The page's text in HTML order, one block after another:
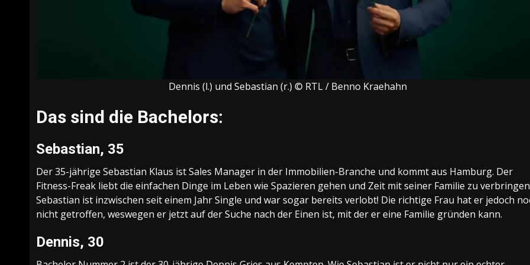
Dennis (l.) und Sebastian (r.) © RTL / Benno Kraehahn
Das sind die Bachelors:
Sebastian, 35
Der 35-jährige Sebastian Klaus ist Sales Manager in der Immobilien-Branche und kommt aus Hamburg. Der
Fitness-Freak liebt die einfachen Dinge im Leben wie Spazieren gehen und Zeit mit seiner Familie zu
Sebastian ist inzwischen seit einem Jahr Single und war sogar bereits verlobt! Die richtige Frau hat er jedoch
nicht getroffen, weswegen er jetzt auf der Suche nach der Einen ist, mit der er eine Familie gründen kann.
Dennis, 30